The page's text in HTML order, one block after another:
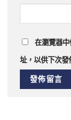
在瀏覽器
址，以供下次發